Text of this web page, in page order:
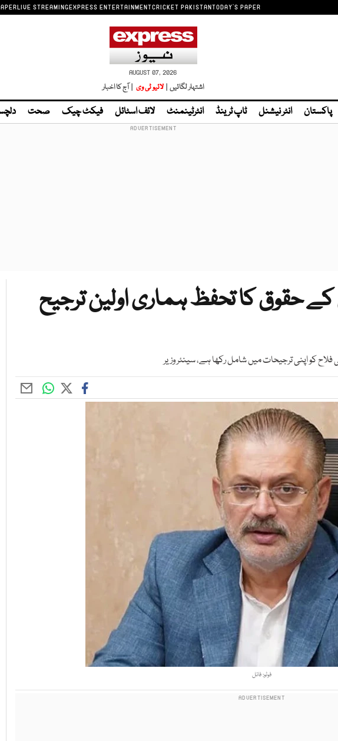
LIVE STREAMINGEXPRESS ENTERTAINMENTCRICKET PAKISTANTODAY'S PAPER
AUGUST 07, 2026
اشتہار لگائیں | لائیو ٹی وی | آج کا اخبار
پاکستان انٹر نیشنل ٹاپ ٹرینڈ انٹرٹینمنٹ لائف اسٹائل فیکٹ چیک صحت
حقوق کا تحفظ ہماری اولین ترجیح
کو اپنی ترجیحات میں شامل رکھا ہے، سینئر وزیر
فوٹو: فائل